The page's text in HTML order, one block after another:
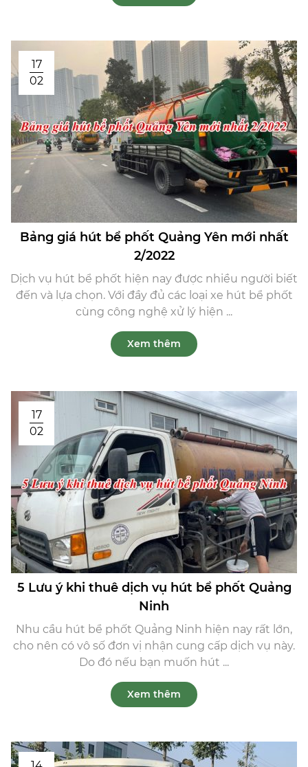
17
02
Bảng giá hút bể phốt Quảng Yên mới nhất
2/2022
Dịch vụ hút bể phốt hiện nay được nhiều người biết
đến và lựa chọn. Với đầy đủ các loại xe hút bể phốt
cùng công nghệ xử lý hiện ...
Xem thêm
17
02
5 Lưu ý khi thuê dịch vụ hút bể phốt Quảng
Ninh
Nhu cầu hút bể phốt Quảng Ninh hiện nay rất lớn,
cho nên có vô số đơn vị nhận cung cấp dịch vụ này.
Do đó nếu bạn muốn hút ...
Xem thêm